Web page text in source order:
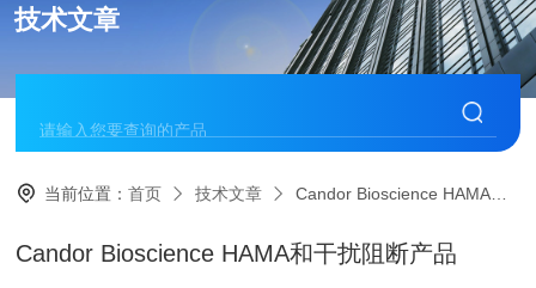
技术文章
当前位置：首页 技术文章 Candor Bioscience HAMA和干扰阻断产品
Candor Bioscience HAMA和干扰阻断产品